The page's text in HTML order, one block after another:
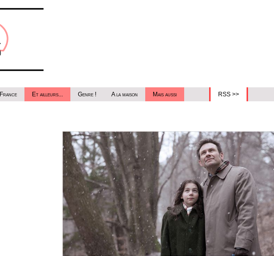
France Et ailleurs... Genre ! A la maison Mais aussi RSS >>